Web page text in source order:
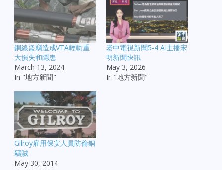
銅線盜竊造成VTA輕軌重
大損失和隱患
March 13, 2024
In "地方新聞"
老中電視新聞5-4 AI主播宋
明新聞快訊
May 3, 2026
In "地方新聞"
Gilroy雇用保安人員防偷銅
竊賊
May 30, 2014